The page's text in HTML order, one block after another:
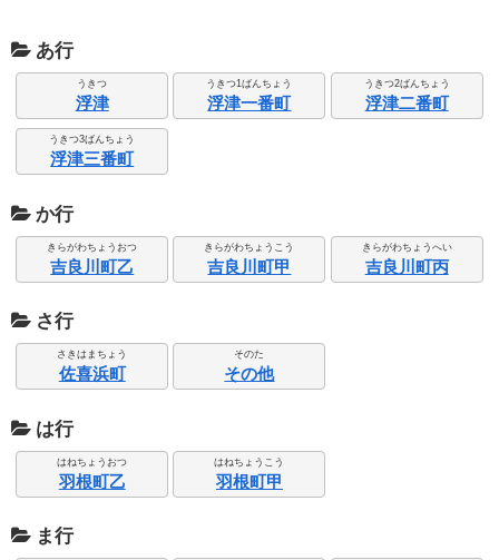
あ行
うきつ
浮津
うきつ1ばんちょう
浮津一番町
うきつ2ばんちょう
浮津二番町
うきつ3ばんちょう
浮津三番町
か行
きらがわちょうおつ
吉良川町乙
きらがわちょうこう
吉良川町甲
きらがわちょうへい
吉良川町丙
さ行
さきはまちょう
佐喜浜町
そのた
その他
は行
はねちょうおつ
羽根町乙
はねちょうこう
羽根町甲
ま行